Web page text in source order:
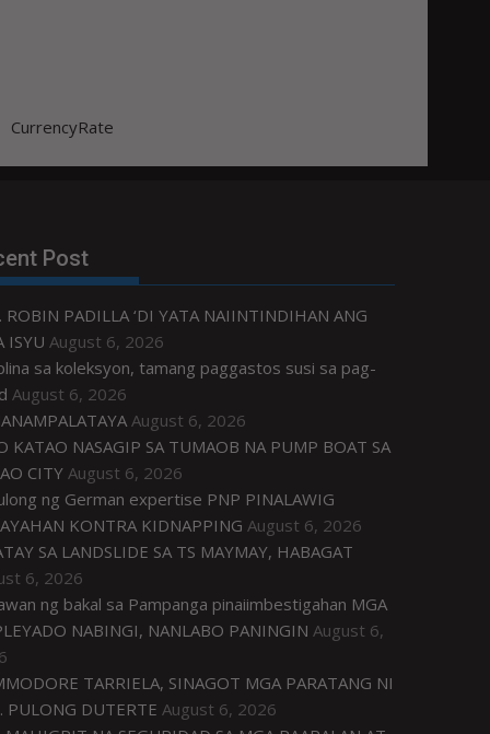
CurrencyRate
Post
ROBIN PADILLA ‘DI YATA NAIINTINDIHAN ANG
ISYU August 6, 2026
sa koleksyon, tamang paggastos susi sa pag-
August 6, 2026
August 6, 2026
KATAO NASAGIP SA TUMAOB NA PUMP BOAT SA
CITY August 6, 2026
ng German expertise PNP PINALAWIG
KONTRA KIDNAPPING August 6, 2026
SA LANDSLIDE SA TS MAYMAY, HABAGAT
6, 2026
ng bakal sa Pampanga pinaiimbestigahan MGA
NABINGI, NANLABO PANINGIN August 6,
TARRIELA, SINAGOT MGA PARATANG NI
PULONG DUTERTE August 6, 2026